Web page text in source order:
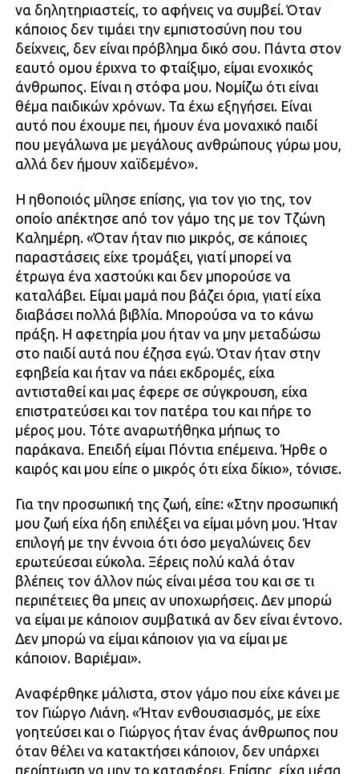
να δηλητηριαστείς, το αφήνεις να συμβεί. Όταν
κάποιος δεν τιμάει την εμπιστοσύνη που του
δείχνεις, δεν είναι πρόβλημα δικό σου. Πάντα στον
εαυτό ομου έριχνα το φταίξιμο, είμαι ενοχικός
άνθρωπος. Είναι η στόφα μου. Νομίζω ότι είναι
θέμα παιδικών χρόνων. Τα έχω εξηγήσει. Είναι
αυτό που έχουμε πει, ήμουν ένα μοναχικό παιδί
που μεγάλωνα με μεγάλους ανθρώπους γύρω μου,
αλλά δεν ήμουν χαϊδεμένο».
Η ηθοποιός μίλησε επίσης, για τον γιο της, τον
οποίο απέκτησε από τον γάμο της με τον Τζώνη
Καλημέρη. «Όταν ήταν πιο μικρός, σε κάποιες
παραστάσεις είχε τρομάξει, γιατί μπορεί να
έτρωγα ένα χαστούκι και δεν μπορούσε να
καταλάβει. Είμαι μαμά που βάζει όρια, γιατί είχα
διαβάσει πολλά βιβλία. Μπορούσα να το κάνω
πράξη. Η αφετηρία μου ήταν να μην μεταδώσω
στο παιδί αυτά που έζησα εγώ. Όταν ήταν στην
εφηβεία και ήταν να πάει εκδρομές, είχα
αντισταθεί και μας έφερε σε σύγκρουση, είχα
επιστρατεύσει και τον πατέρα του και πήρε το
μέρος μου. Τότε αναρωτήθηκα μήπως το
παράκανα. Επειδή είμαι Πόντια επέμεινα. Ήρθε ο
καιρός και μου είπε ο μικρός ότι είχα δίκιο», τόνισε.
Για την προσωπική της ζωή, είπε: «Στην προσωπική
μου ζωή είχα ήδη επιλέξει να είμαι μόνη μου. Ήταν
επιλογή με την έννοια ότι όσο μεγαλώνεις δεν
ερωτεύεσαι εύκολα. Ξέρεις πολύ καλά όταν
βλέπεις τον άλλον πώς είναι μέσα του και σε τι
περιπέτειες θα μπεις αν υποχωρήσεις. Δεν μπορώ
να είμαι με κάποιον συμβατικά αν δεν είναι έντονο.
Δεν μπορώ να είμαι κάποιον για να είμαι με
κάποιον. Βαριέμαι».
Αναφέρθηκε μάλιστα, στον γάμο που είχε κάνει με
τον Γιώργο Λιάνη. «Ήταν ενθουσιασμός, με είχε
γοητεύσει και ο Γιώργος ήταν ένας άνθρωπος που
όταν θέλει να κατακτήσει κάποιον, δεν υπάρχει
περίπτωση να μην το καταφέρει. Επίσης, είχα μέσα